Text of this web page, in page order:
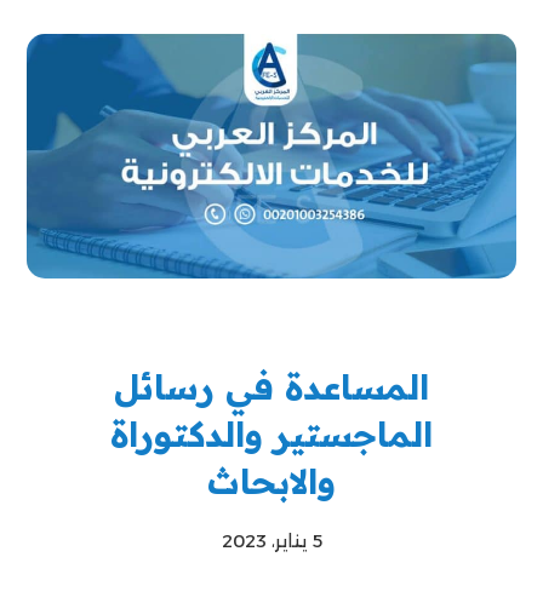
المساعدة في رسائل
الماجستير والدكتوراة
والابحاث
5 يناير، 2023